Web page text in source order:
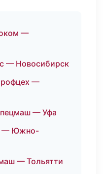
—
— Новосибирск
—
— Уфа
— Южно-
— Тольятти